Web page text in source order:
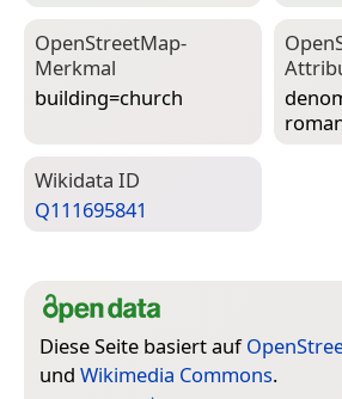
Open­Street­Map-
Merkmal
building=­church
Wiki­data ID
Q111695841
Diese Seite basiert auf
und Wikimedia Commons.